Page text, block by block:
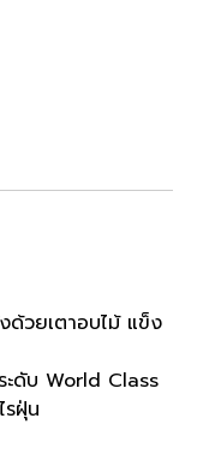
ด้วยเตาอบไม้ แข็ง
ะดับ World Class
รฝุ่น